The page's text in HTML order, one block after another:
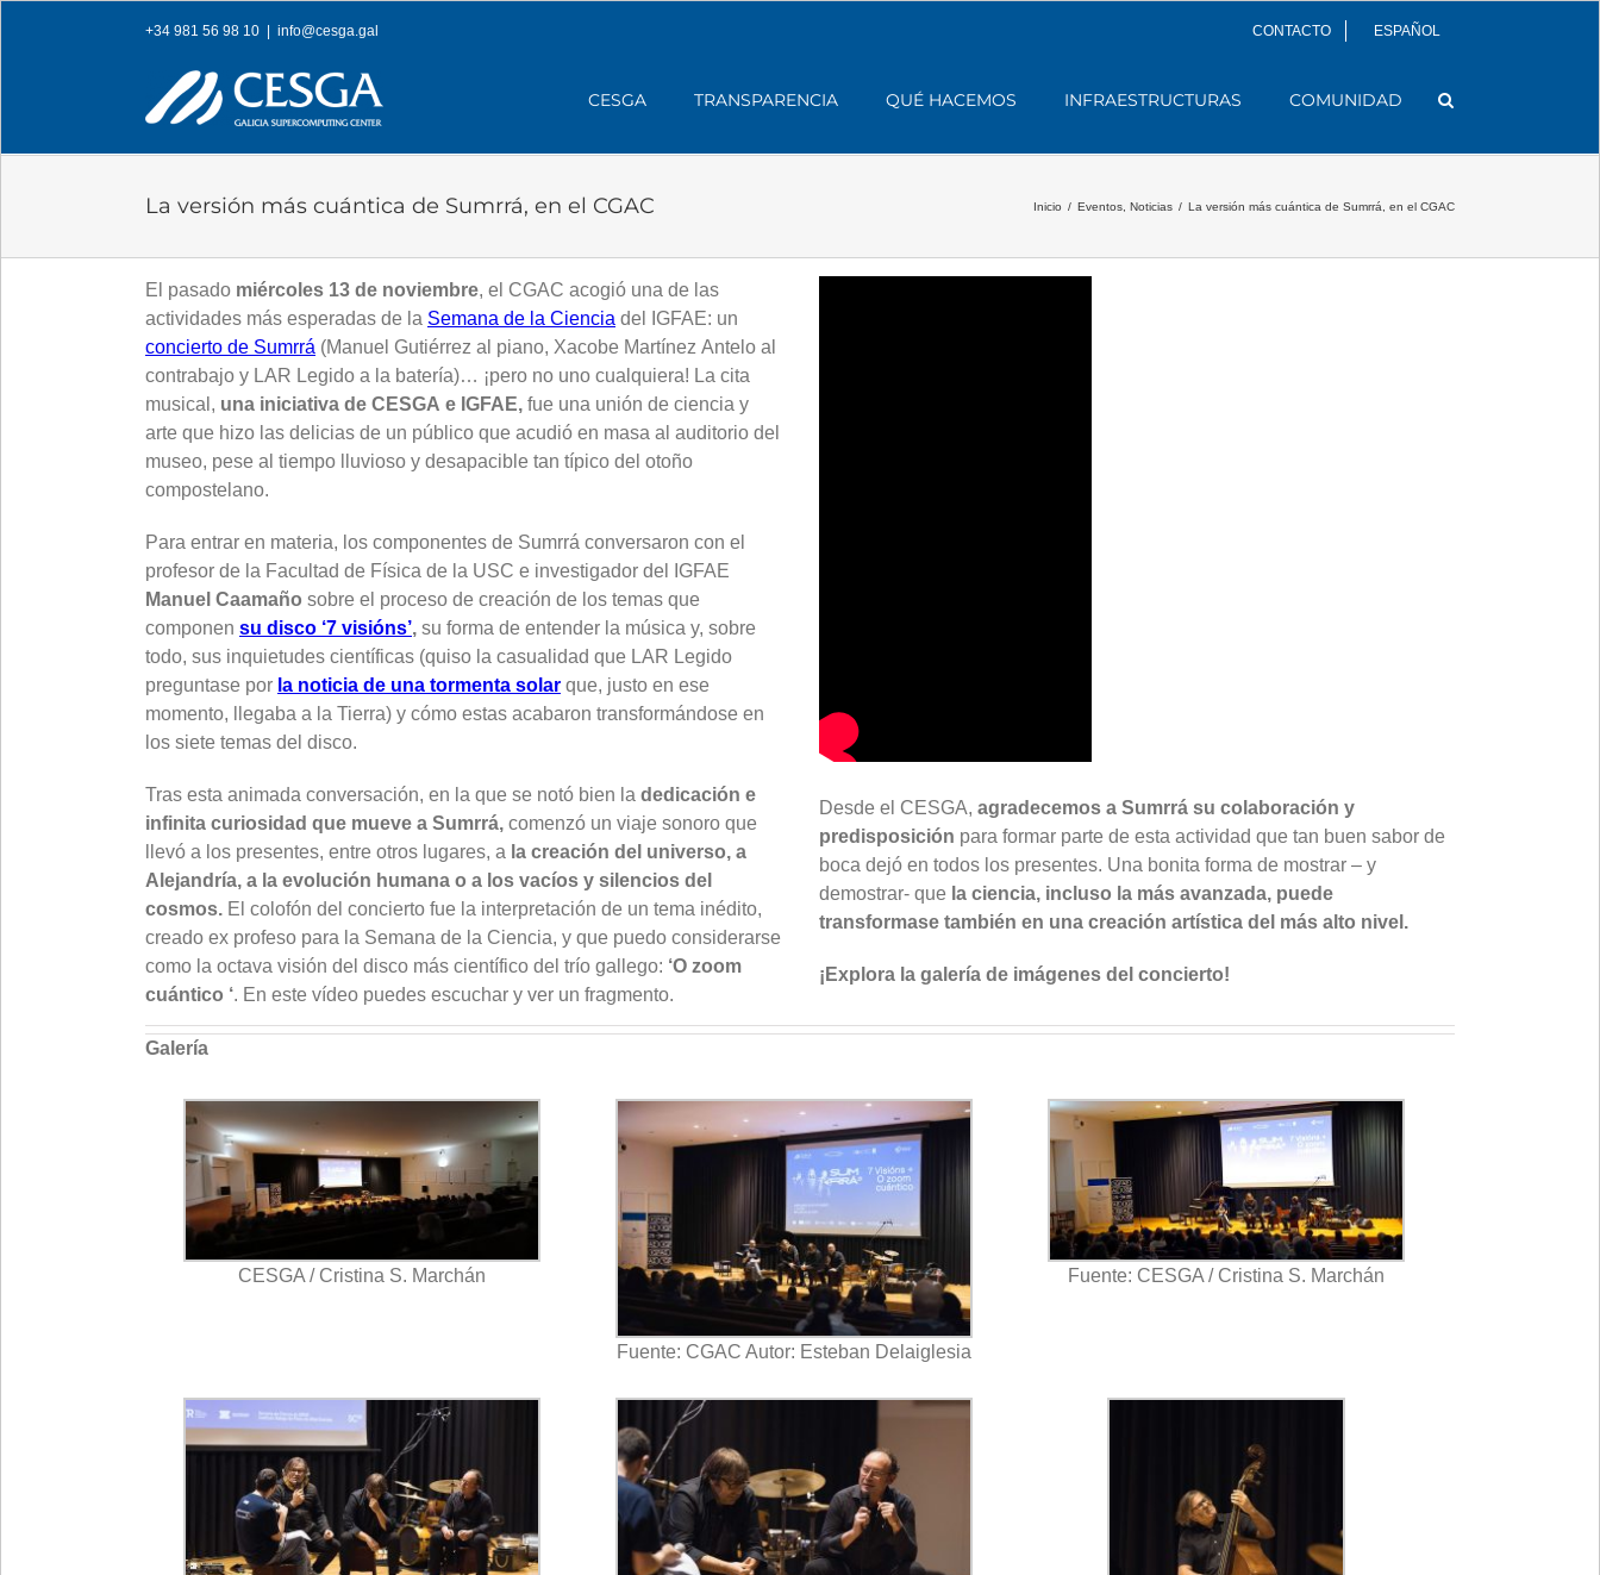
+34 981 56 98 10 info@cesga.gal CONTACTO ESPAÑOL
CESGA TRANSPARENCIA QUÉ HACEMOS INFRAESTRUCTURAS COMUNIDAD
La versión más cuántica de Sumrrá, en el CGAC Inicio / Eventos Noticias / La versión más cuántica de Sumrrá, en el CGAC
El pasado miércoles 13 de noviembre, el CGAC acogió una de las
actividades más esperadas de la Semana de la Ciencia del IGFAE: un
concierto de Sumrrá (Manuel Gutiérrez al piano, Xacobe Martínez Antelo al
contrabajo y LAR Legido a la batería)… ¡pero no uno cualquiera! La cita
musical, una iniciativa de CESGA e IGFAE, fue una unión de ciencia y
arte que hizo las delicias de un público que acudió en masa al auditorio del
museo, pese al tiempo lluvioso y desapacible tan típico del otoño
compostelano.
Para entrar en materia, los componentes de Sumrrá conversaron con el
profesor de la Facultad de Física de la USC e investigador del IGFAE
Manuel Caamaño sobre el proceso de creación de los temas que
componen su disco ‘7 visións’, su forma de entender la música y, sobre
todo, sus inquietudes científicas (quiso la casualidad que LAR Legido
preguntase por la noticia de una tormenta solar que, justo en ese
momento, llegaba a la Tierra) y cómo estas acabaron transformándose en
los siete temas del disco.
Tras esta animada conversación, en la que se notó bien la dedicación e
infinita curiosidad que mueve a Sumrrá, comenzó un viaje sonoro que
llevó a los presentes, entre otros lugares, a la creación del universo, a
Alejandría, a la evolución humana o a los vacíos y silencios del
cosmos. El colofón del concierto fue la interpretación de un tema inédito,
creado ex profeso para la Semana de la Ciencia, y que puedo considerarse
como la octava visión del disco más científico del trío gallego: ‘O zoom
cuántico ‘. En este vídeo puedes escuchar y ver un fragmento.
Desde el CESGA, agradecemos a Sumrrá su colaboración y
predisposición para formar parte de esta actividad que tan buen sabor de
boca dejó en todos los presentes. Una bonita forma de mostrar – y
demostrar- que la ciencia, incluso la más avanzada, puede
transformase también en una creación artística del más alto nivel.
¡Explora la galería de imágenes del concierto!
Galería
CESGA / Cristina S. Marchán
Fuente: CGAC Autor: Esteban Delaiglesia
Fuente: CESGA / Cristina S. Marchán